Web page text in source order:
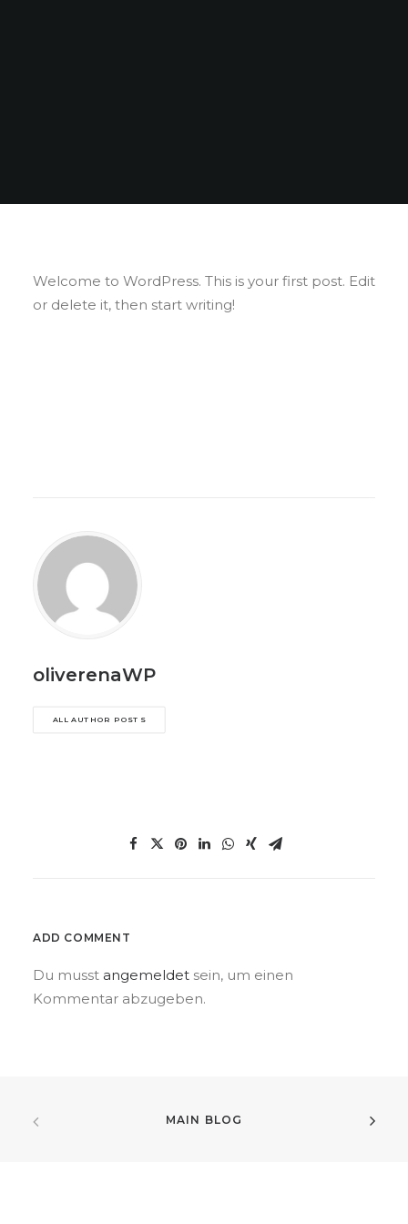
Welcome to WordPress. This is your first post. Edit
or delete it, then start writing!
oliverenaWP
ALL AUTHOR POSTS
ADD COMMENT
Du musst angemeldet sein, um einen
Kommentar abzugeben.
MAIN BLOG